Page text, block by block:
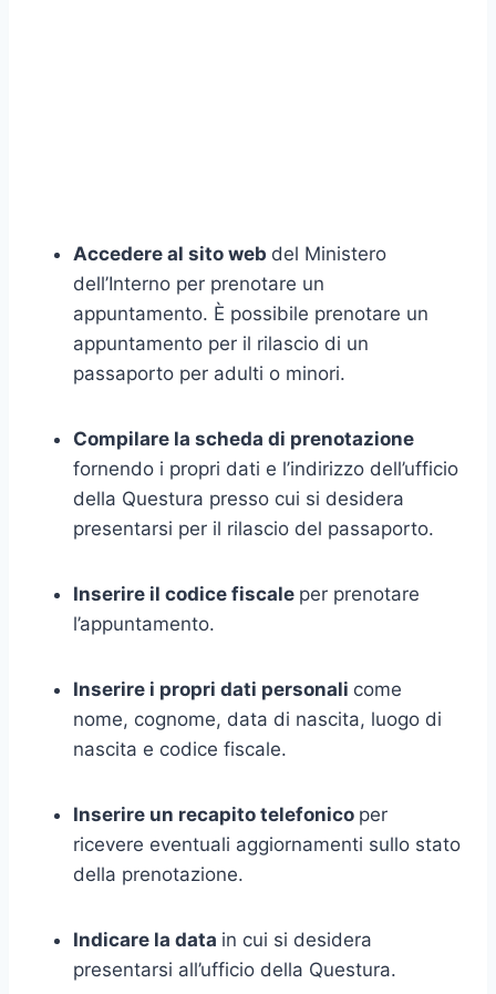
Accedere al sito web del Ministero
dell’Interno per prenotare un
appuntamento. È possibile prenotare un
appuntamento per il rilascio di un
passaporto per adulti o minori.
Compilare la scheda di prenotazione
fornendo i propri dati e l’indirizzo dell’ufficio
della Questura presso cui si desidera
presentarsi per il rilascio del passaporto.
Inserire il codice fiscale per prenotare
l’appuntamento.
Inserire i propri dati personali come
nome, cognome, data di nascita, luogo di
nascita e codice fiscale.
Inserire un recapito telefonico per
ricevere eventuali aggiornamenti sullo stato
della prenotazione.
Indicare la data in cui si desidera
presentarsi all’ufficio della Questura.